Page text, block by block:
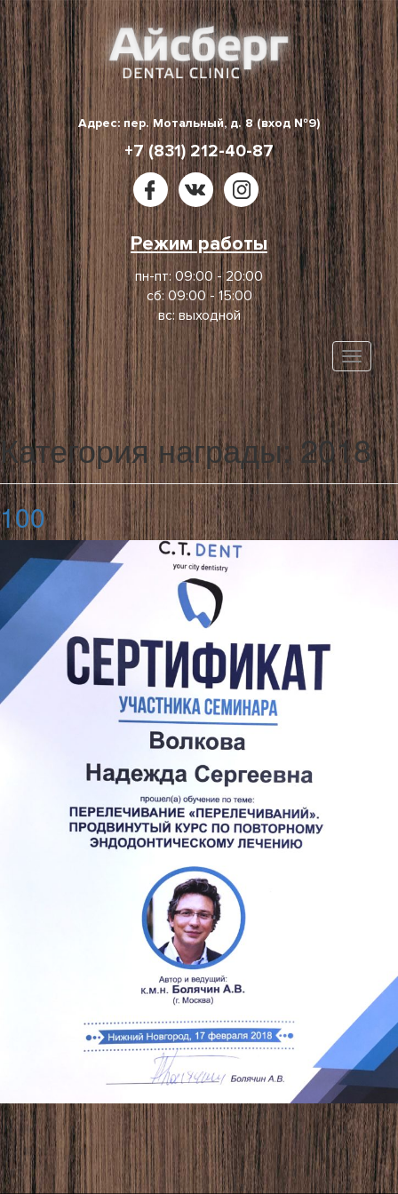
Skip
to
content
Адрес: пер. Мотальный, д. 8 (вход №9)
+7 (831) 212-40-87
Режим работы
пн-пт: 09:00 - 20:00
сб: 09:00 - 15:00
вс: выходной
Toggle
Категория награды:2018
100